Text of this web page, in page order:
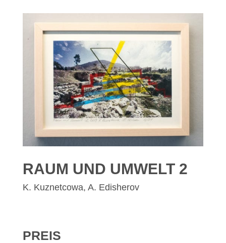
RAUM UND UMWELT 2
K. Kuznetcowa, A. Edisherov
PREIS